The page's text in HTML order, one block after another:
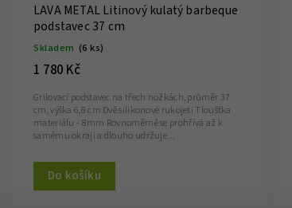
LAVA METAL Litinový kulatý barbeque
podstavec 37 cm
Skladem (6 ks)
1 780 Kč
Do košíku
Grilovací podstavec na třech nožkách, průměr 37
cm, výška 6,8 cm Dvě silikonové rukojeti Tloušťka
materiálu - 8mm Rovnoměrně se prohřívá až k
samému okraji a dlouho udržuje...